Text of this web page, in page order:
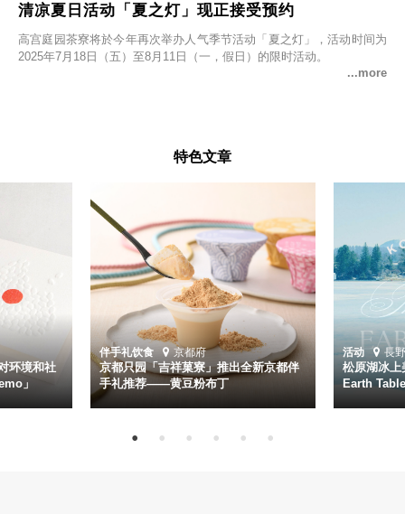
清凉夏日活动「夏之灯」现正接受预约
高宫庭园茶寮将於今年再次举办人气季节活动「夏之灯」，活动时间为
2025年7月18日（五）至8月11日（一，假日）的限时活动。
特色文章
环境和社
」
伴手礼饮食 京都府
京都只园「吉祥菓寮」推出全新京都伴
手礼推荐——黄豆粉布丁
活动 長
松原湖冰
Earth